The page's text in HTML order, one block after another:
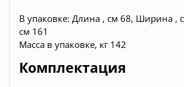
В упаковке: Длина , см 68, Ширина ,
см 161
Масса в упаковке, кг 142
Комплектация